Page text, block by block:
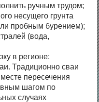
ручным трудом;
несущего грунта
пробным бурением);
(вода,
в регионе;
Традиционно сваи
пересечения
шагом по
случаях